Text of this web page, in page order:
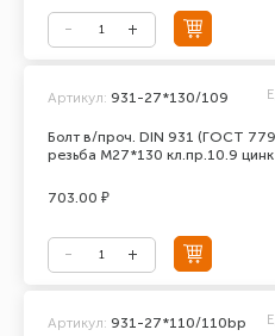
Болт в/проч. DIN 931 (ГОСТ
резьба М27*130 кл.пр.10.9 цинк
Артикул: 931-27*130/109
703.00 ₽
Артикул: 931-27*110/110bp